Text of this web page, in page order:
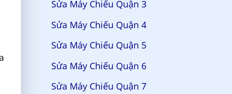
Sửa Máy Chiếu Quận 3
Sửa Máy Chiếu Quận 4
Sửa Máy Chiếu Quận 5
Sửa Máy Chiếu Quận 6
Sửa Máy Chiếu Quận 7